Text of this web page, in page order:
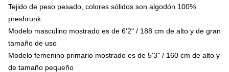
Tejido de peso pesado, colores sólidos son algodón 100%
preshrunk
Modelo masculino mostrado es de 6'2" / 188 cm de alto y de gran
tamaño de uso
Modelo femenino primario mostrado es de 5'3" / 160 cm de alto y
de tamaño pequeño